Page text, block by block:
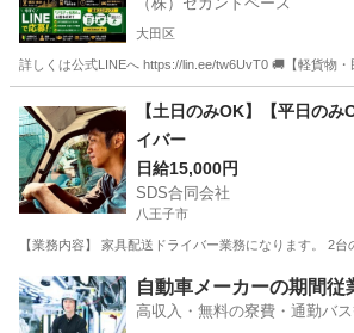
大田区
詳しくは公式LINEへ https://lin.ee/tw6UvT0 🚚【軽貨物
ドライバー スタッフ
【土日のみOK】【平日のみ
イバー
日給15,000円
SDS合同会社
八王子市
【業務内容】 家具配送ドライバー業務になります。 2
東京 八王子市 ドライバー 軽トラック
自動車メーカーの期間従
高収入・無料の寮費・通勤バ